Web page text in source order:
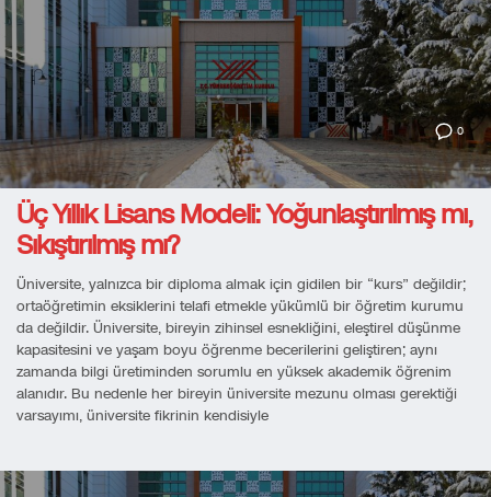
0
Üç Yıllık Lisans Modeli: Yoğunlaştırılmış mı,
Sıkıştırılmış mı?
Üniversite, yalnızca bir diploma almak için gidilen bir “kurs” değildir;
ortaöğretimin eksiklerini telafi etmekle yükümlü bir öğretim kurumu
da değildir. Üniversite, bireyin zihinsel esnekliğini, eleştirel düşünme
kapasitesini ve yaşam boyu öğrenme becerilerini geliştiren; aynı
zamanda bilgi üretiminden sorumlu en yüksek akademik öğrenim
alanıdır. Bu nedenle her bireyin üniversite mezunu olması gerektiği
varsayımı, üniversite fikrinin kendisiyle